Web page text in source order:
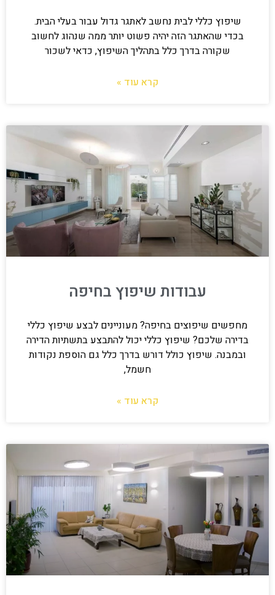
שיפוץ כללי לבית נחשב לאתגר גדול עבור בעלי הבית.
בכדי שהאתגר הזה יהיה פשוט יותר ממה שנהוג לחשוב
שקורה בדרך כלל בתהליך השיפוץ, כדאי לשכור
קרא עוד »
עבודות שיפוץ בחיפה
מחפשים שיפוצים בחיפה? מעוניינים לבצע שיפוץ כללי
בדירה שלכם? שיפוץ כללי יכול להתבצע בתשתיות הדירה
ובמבנה. שיפוץ כולל דורש בדרך כלל גם הוספת נקודות
חשמל,
קרא עוד »